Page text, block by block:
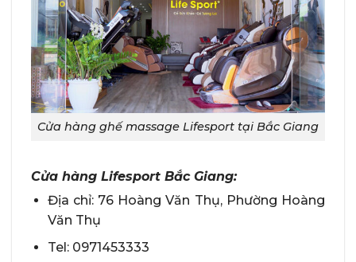
Cửa hàng ghế massage Lifesport tại Bắc Giang
Cửa hàng Lifesport Bắc Giang:
Địa chỉ: 76 Hoàng Văn Thụ, Phường Hoàng
Văn Thụ
Tel: 0971453333